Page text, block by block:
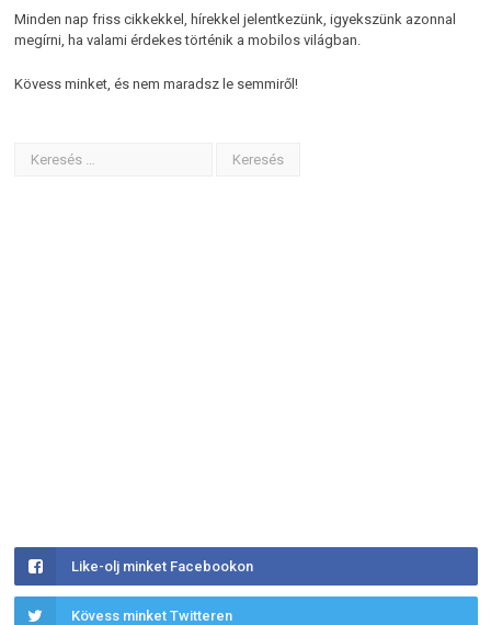
Minden nap friss cikkekkel, hírekkel jelentkezünk, igyekszünk azonnal
megírni, ha valami érdekes történik a mobilos világban.
Kövess minket, és nem maradsz le semmiről!
Like-olj minket Facebookon
Kövess minket Twitteren